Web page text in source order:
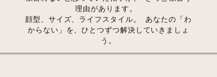
理由があります。
顔型、サイズ、ライフスタイル。 あなたの「わ
からない」を、ひとつずつ解決していきましょ
う。